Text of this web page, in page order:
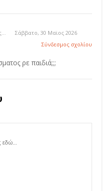
Σάββατο, 30 Μαϊος 2026
Σύνδεσμος σχολίου
ρε παιδιά;;;